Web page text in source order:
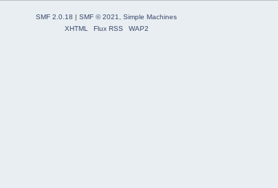
SMF 2.0.18 | SMF © 2021
Simple Machines
XHTML
Flux RSS WAP2